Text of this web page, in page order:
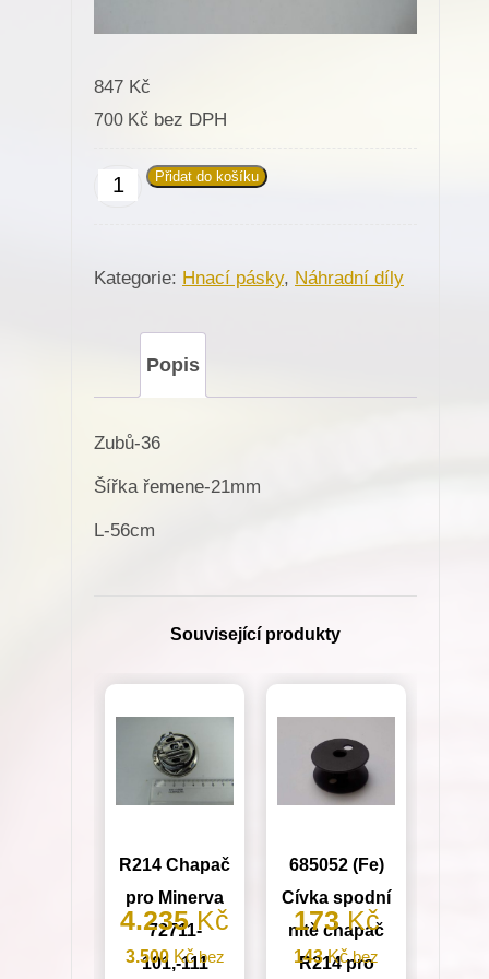
847 Kč
700 Kč bez DPH
Hnací
na
Přidat do košíku
Kategorie: Hnací pásky, Náhradní díly
Popis
Zubů-36
Šířka řemene-21mm
L-56cm
Související produkty
R214 Chapač
pro Minerva
72711-
101,-111
4.235Kč
3.500 Kčbez
685052 (Fe)
Cívka spodní
nitě chapač
R214 pro
173Kč
143Kčbez